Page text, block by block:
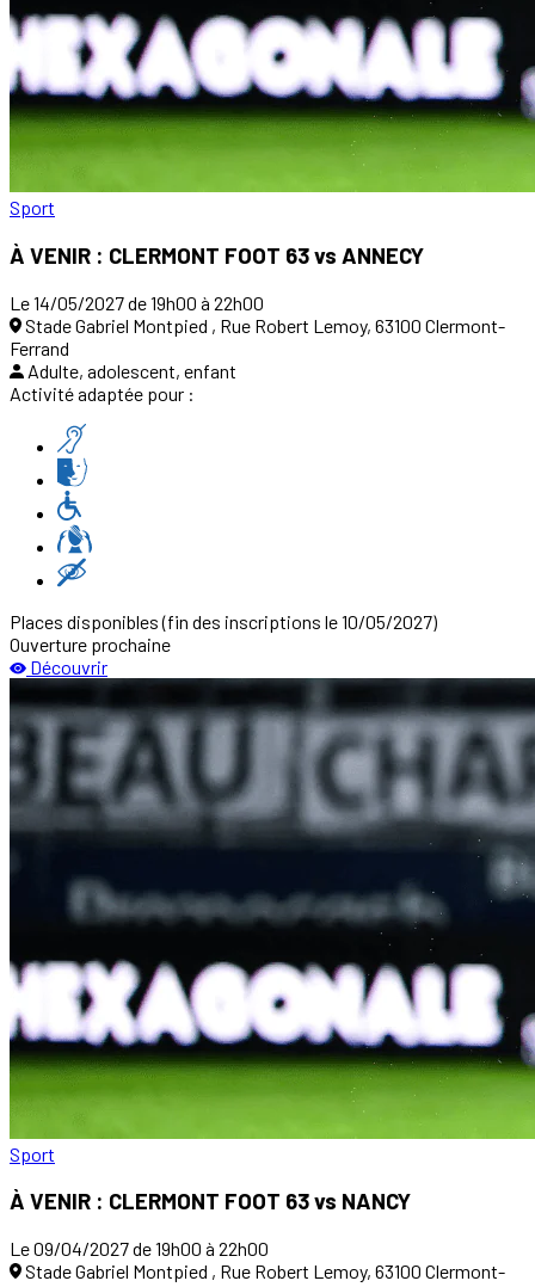
Sport
À VENIR : CLERMONT FOOT 63 vs ANNECY
Le 14/05/2027 de 19h00 à 22h00
Stade Gabriel Montpied , Rue Robert Lemoy, 63100 Clermont-
Ferrand
Adulte, adolescent, enfant
Activité adaptée pour :
Places disponibles(fin des inscriptions le 10/05/2027)
Ouverture prochaine
Découvrir
Sport
À VENIR : CLERMONT FOOT 63 vs NANCY
Le 09/04/2027 de 19h00 à 22h00
Stade Gabriel Montpied , Rue Robert Lemoy, 63100 Clermont-